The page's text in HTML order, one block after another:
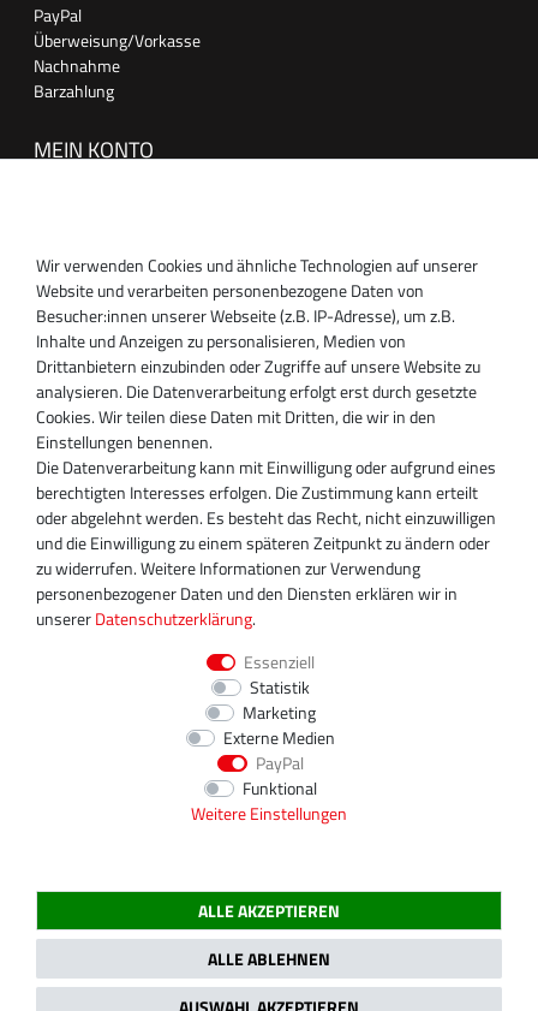
PayPal
Überweisung/Vorkasse
Nachnahme
Barzahlung
MEIN KONTO
SUPPORT
Inhaber:
Magnos Turbosystems GmbH
Miraustraße 27-29
D-13509 Berlin
+49 30 340 606 740
+49 30 340 606 740
+49 30 340 606 745
info@turboservice24.de
Aktuelle Öffnungszeiten
Mo-Fr: 08:00 Uhr - 18:00 Uhr
Sa: geschlossen
2020 Magnos Turbosystems GmbH | Alle Preise inklusive gesetzlicher MwSt.
Wir verwenden Cookies und ähnliche Technologien auf unserer
Website und verarbeiten personenbezogene Daten von
Besucher:innen unserer Webseite (z.B. IP-Adresse), um z.B.
Inhalte und Anzeigen zu personalisieren, Medien von
Drittanbietern einzubinden oder Zugriffe auf unsere Website zu
analysieren. Die Datenverarbeitung erfolgt erst durch gesetzte
Cookies. Wir teilen diese Daten mit Dritten, die wir in den
Einstellungen benennen.
Die Datenverarbeitung kann mit Einwilligung oder aufgrund eines
berechtigten Interesses erfolgen. Die Zustimmung kann erteilt
oder abgelehnt werden. Es besteht das Recht, nicht einzuwilligen
und die Einwilligung zu einem späteren Zeitpunkt zu ändern oder
zu widerrufen. Weitere Informationen zur Verwendung
personenbezogener Daten und den Diensten erklären wir in
unsererDaten­schutz­erklärung.
Essenziell
Statistik
Marketing
Externe Medien
PayPal
Funktional
Weitere Einstellungen
ALLE AKZEPTIEREN
ALLE ABLEHNEN